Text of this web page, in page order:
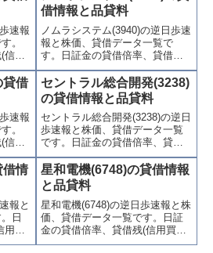
関
り
(注意喚起・申込停止)など、空売
り関連情報を集計し、図解でわ
かりやすくまとめて掲載してい
ます。
速報
。
用
日
(注意
関
り
借情報と品貸料
ノムラシステム(3940)の逆日歩速
報と株価、貸借データ一覧で
す。日証金の貸借倍率、貸借残
(信用買残、信用売残)、品貸料
(逆日歩)、東証の週末残高、規制
(注意喚起・申込停止)など、空売
り関連情報を集計し、図解でわ
かりやすくまとめて掲載してい
ます。
貸借
速報
。
信用
日
(注意
関
り
セントラル総合開発(3238)
の貸借情報と品貸料
セントラル総合開発(3238)の逆日
歩速報と株価、貸借データ一覧
です。日証金の貸借倍率、貸借
残(信用買残、信用売残)、品貸料
(逆日歩)、東証の週末残高、規制
(注意喚起・申込停止)など、空売
り関連情報を集計し、図解でわ
かりやすくまとめて掲載してい
ます。
借情
報と
日
買
星和電機(6748)の貸借情報
と品貸料
星和電機(6748)の逆日歩速報と株
価、貸借データ一覧です。日証
金の貸借倍率、貸借残(信用買
残、信用売残)、品貸料(逆日